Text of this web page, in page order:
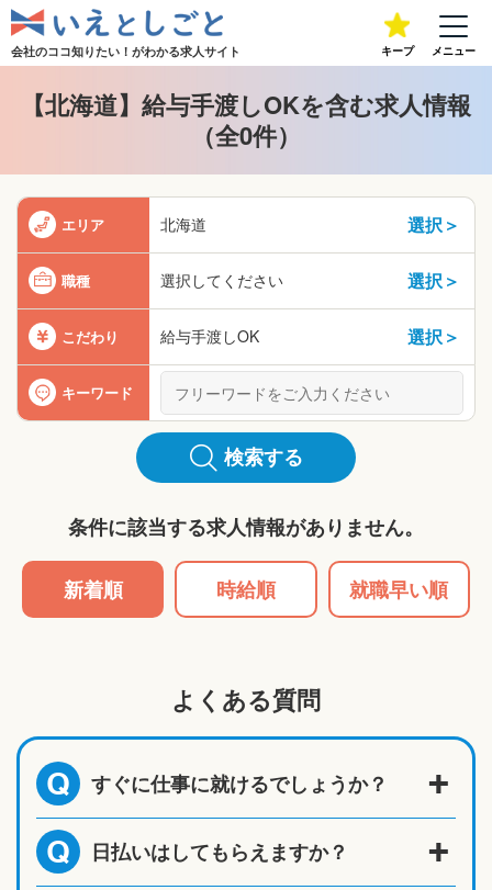
会社のココ知りたい！がわかる求人サイト キープ メニュー
【北海道】給与手渡しOKを含む求人情報
（全0件）
エリア 北海道 選択＞
職種 選択してください 選択＞
こだわり 給与手渡しOK 選択＞
キーワード
検索する
条件に該当する求人情報がありません。
新着順 時給順 就職早い順
よくある質問
Q すぐに仕事に就けるでしょうか？
Q 日払いはしてもらえますか？